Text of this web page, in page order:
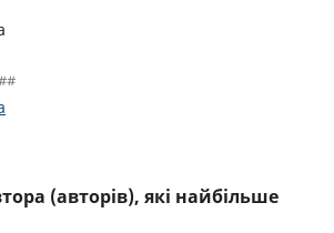
(авторів), які найбільше